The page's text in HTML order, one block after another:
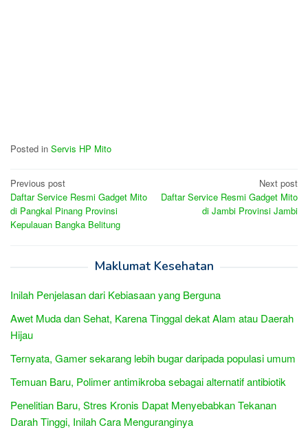
Posted in Servis HP Mito
Post
navigation
Previous post
Daftar Service Resmi Gadget Mito
di Pangkal Pinang Provinsi
Kepulauan Bangka Belitung
Next post
Daftar Service Resmi Gadget Mito
di Jambi Provinsi Jambi
Maklumat Kesehatan
Inilah Penjelasan dari Kebiasaan yang Berguna
Awet Muda dan Sehat, Karena Tinggal dekat Alam atau Daerah
Hijau
Ternyata, Gamer sekarang lebih bugar daripada populasi umum
Temuan Baru, Polimer antimikroba sebagai alternatif antibiotik
Penelitian Baru, Stres Kronis Dapat Menyebabkan Tekanan
Darah Tinggi, Inilah Cara Menguranginya